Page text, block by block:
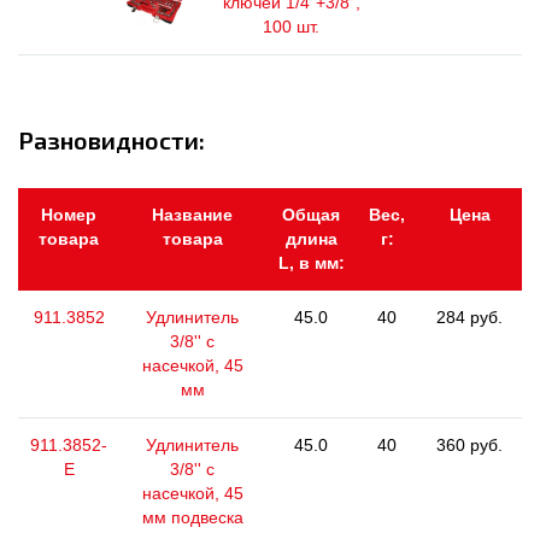
100 шт.
Разновидности:
Номер
товара
Название
товара
Общая
длина
L, в мм:
Вес,
г:
Цена
911.3852
Удлинитель
3/8'' с
насечкой, 45
мм
45.0 40 284 руб.
911.3852-
E
Удлинитель
3/8'' с
насечкой, 45
мм подвеска
45.0 40 360 руб.